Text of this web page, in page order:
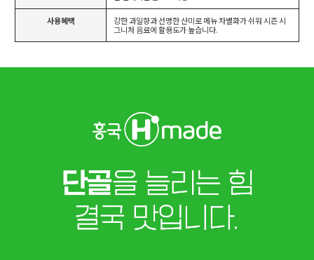
사용혜택
강한 과일향과 선명한 산미로 메뉴 차별화가 쉬워 시즌 시
그니처 음료에 활용도가 높습니다.